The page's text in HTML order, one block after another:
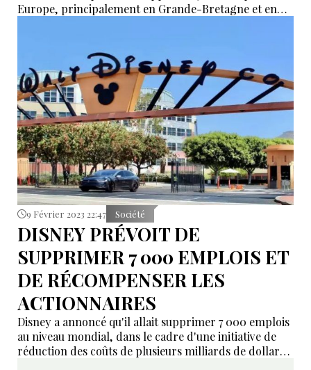
Europe, principalement en Grande-Bretagne et en
9 Février 2023 22:47 Société
DISNEY PRÉVOIT DE
SUPPRIMER 7 000 EMPLOIS ET
DE RÉCOMPENSER LES
ACTIONNAIRES
Disney a annoncé qu'il allait supprimer 7 000 emplois
au niveau mondial, dans le cadre d'une initiative de
réduction des coûts de plusieurs milliards de dollars